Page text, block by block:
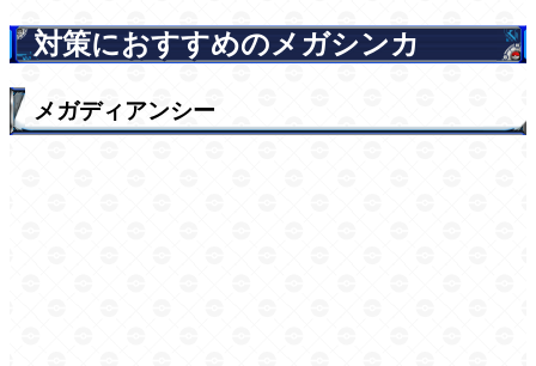
対策におすすめのメガシンカ
メガディアンシー